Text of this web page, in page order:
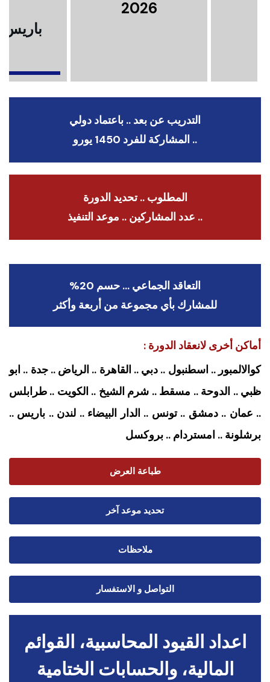
2026
باريس
التدريب عن بعد .. باعتماد دولي
.. المشاركة للفرد 1450 يورو
المطلوب .. تحديد الدورة
.. عدد المشاركين .. موعد التنفيذ
التعاقد الجماعي … حسم 20%
للمشارك بأي مجموعة من أربعة وأكثر
أماكن أخرى لانعقاد الدورة :
كوالالمبور .. اسطنبول .. دبي .. القاهرة .. الرياض .. جدة .. ابو
ظبي .. الدوحة .. مسقط .. شرم الشيخ .. الكويت .. طرابلس
.. عمان .. دمشق .. تونس .. الدار البيضاء .. لندن .. باريس ..
برشلونة .. امستردام .. بروكسل
طباعة العرض
تحديد موعد آخر
ملاحظات
التواصل و الاستفسار
اعداد القيود المحاسبية، القوائم
المالية، والحسابات الختامية